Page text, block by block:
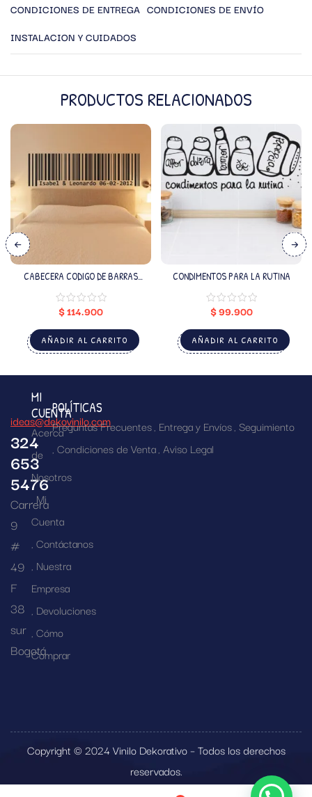
CONDICIONES DE ENTREGA CONDICIONES DE ENVÍO
INSTALACION Y CUIDADOS
PRODUCTOS RELACIONADOS
CABECERA CODIGO DE BARRAS
$114.900
AÑADIR AL CARRITO
CONDIMENTOS PARA LA RUTINA
$99.900
AÑADIR AL CARRITO
ideas@dekovinilo.com
324
653
5476
Carrera
9
#
49
F
38
sur
Bogotá
MI
CUENTA
Acerca
de
Nosotros
Mi
Cuenta
Contáctanos
Nuestra
Empresa
Devoluciones
Cómo
Comprar
POLÍTICAS
Preguntas Frecuentes Entrega y Envíos Seguimiento
Condiciones de Venta Aviso Legal
Copyright © 2024 Vinilo Dekorativo – Todos los derechos
reservados.